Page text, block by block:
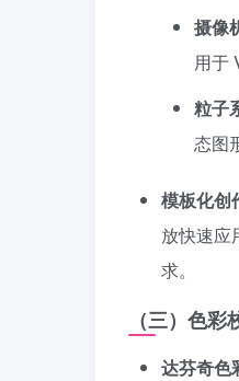
摄像
用于
粒子
态图
模板化创
放快速应
求。
（三）色
达芬奇色